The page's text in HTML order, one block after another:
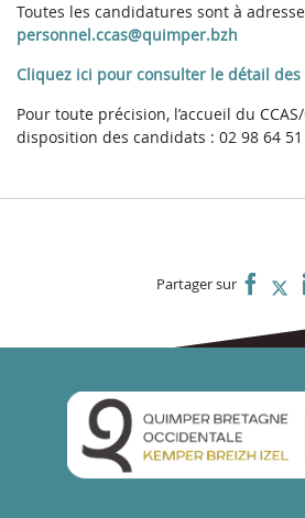
Toutes les candidatures sont à
personnel.ccas@quimper.bzh
Cliquez ici pour consulter le détail
Pour toute précision, l’accueil du
disposition des candidats : 02 98 64
Partager sur